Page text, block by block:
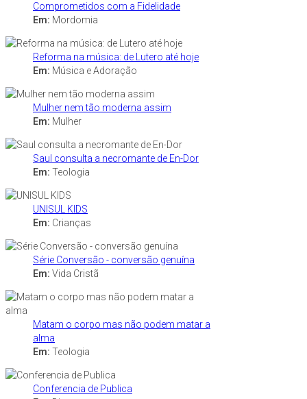
Comprometidos com a Fidelidade
Em: Mordomia
Reforma na música: de Lutero até hoje
Em: Música e Adoração
Mulher nem tão moderna assim
Em: Mulher
Saul consulta a necromante de En-Dor
Em: Teologia
UNISUL KIDS
Em: Crianças
Série Conversão - conversão genuína
Em: Vida Cristã
Matam o corpo mas não podem matar a
alma
Em: Teologia
Conferencia de Publica